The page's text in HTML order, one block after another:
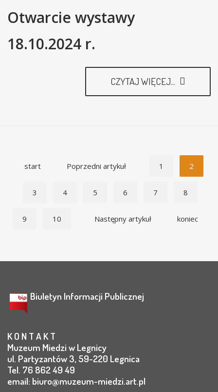
Otwarcie wystawy
18.10.2024 r.
CZYTAJ WIĘCEJ...
start Poprzedni artykuł 1 2
3 4 5 6 7 8
9 10 Następny artykuł koniec
Biuletyn Informacji Publicznej
K O N T A K T
Muzeum Miedzi w Legnicy
ul. Partyzantów 3, 59-220 Legnica
Tel. 76 862 49 49
email: biuro@muzeum-miedzi.art.pl